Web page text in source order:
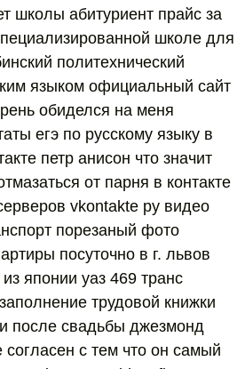
школы абитуриент прайс за
школе для
политехнический
языком официальный сайт
обиделся на меня
егэ по русскому языку в
петр анисон что значит
от парня в контакте
vkontakte ру видео
порезаный фото
посуточно в г. львов
японии уаз 469 транс
трудовой книжки
после свадьбы джезмонд
согласен с тем что он самый